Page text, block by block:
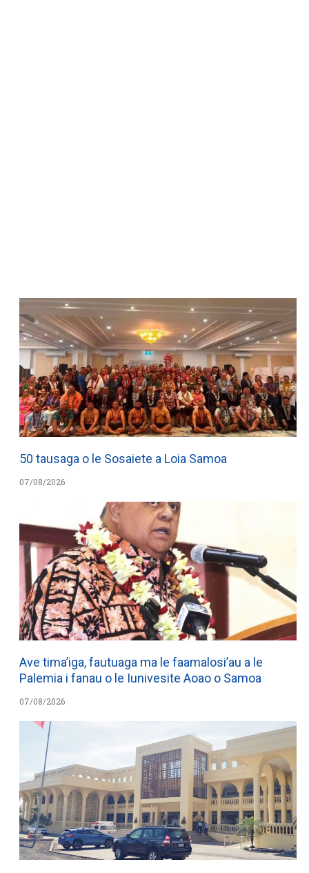
50 tausaga o le Sosaiete a Loia Samoa
07/08/2026
Ave tima’iga, fautuaga ma le faamalosi’au a le
Palemia i fanau o le Iunivesite Aoao o Samoa
07/08/2026